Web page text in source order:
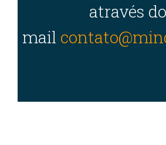
através
mail